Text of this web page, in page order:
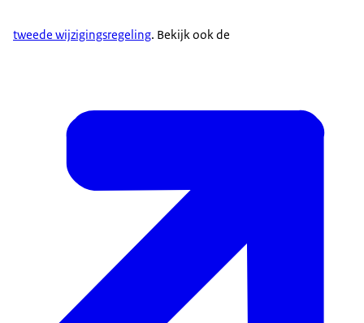
tweede wijzigingsregeling. Bekijk ook de